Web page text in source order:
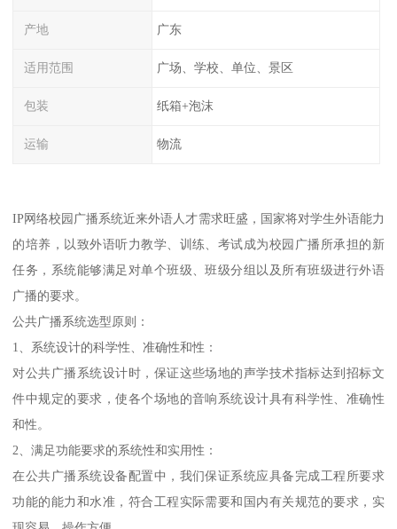
产地 广东
适用范围 广场、学校、单位、景区
包装 纸箱+泡沫
运输 物流
IP网络校园广播系统近来外语人才需求旺盛，国家将对学生外语能力
的培养，以致外语听力教学、训练、考试成为校园广播所承担的新
任务，系统能够满足对单个班级、班级分组以及所有班级进行外语
广播的要求。
公共广播系统选型原则：
1、系统设计的科学性、准确性和性：
对公共广播系统设计时，保证这些场地的声学技术指标达到招标文
件中规定的要求，使各个场地的音响系统设计具有科学性、准确性
和性。
2、满足功能要求的系统性和实用性：
在公共广播系统设备配置中，我们保证系统应具备完成工程所要求
功能的能力和水准，符合工程实际需要和国内有关规范的要求，实